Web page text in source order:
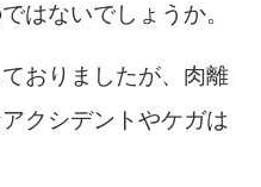
はないでしょうか。
おりましたが、肉離
クシデントやケガは